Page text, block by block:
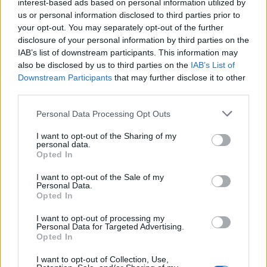
interest-based ads based on personal information utilized by
us or personal information disclosed to third parties prior to
your opt-out. You may separately opt-out of the further
disclosure of your personal information by third parties on the
IAB’s list of downstream participants. This information may
also be disclosed by us to third parties on the IAB’s List of
Downstream Participants that may further disclose it to other
Personal Data Processing Opt Outs
I want to opt-out of the Sharing of my
personal data.
Opted In
I want to opt-out of the Sale of my
Personal Data.
Opted In
I want to opt-out of processing my
Personal Data for Targeted Advertising.
Opted In
I want to opt-out of Collection, Use,
aliments sont moins susceptibles de perturber
l’estomac.
Éviter les Aliments Déclencheurs: Les aliments
gras, épicés, ou très sucrés peuvent souvent
déclencher des nausées. Il est préférable de les
éviter si vous êtes sensible.
Hydratation Adéquate: Boire suffisamment
d’eau tout au long de la journée aide à maintenir
prévenir les nausées.
Gestion du Stress
Le stress et l’anxiété peuvent aggraver les nausées, il
pour gérer le stress au quotidien.
Techniques de Relaxation : Des pratiques telles